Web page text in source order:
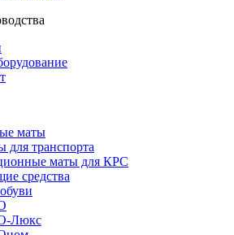
маты
для транспорта
маты для КРС
средства
Люкс